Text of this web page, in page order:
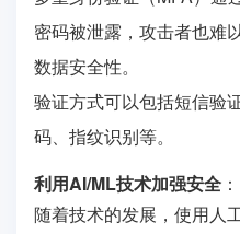
密码被泄露，攻击者也难
数据安全性。
验证方式可以包括短信验
码、指纹识别等。
利用AI/ML技术加强安全 ：
随着技术的发展，使用人